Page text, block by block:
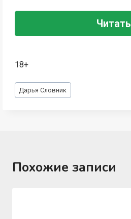
Читать
18+
Метки
записи:
Дарья Словник
Похожие записи